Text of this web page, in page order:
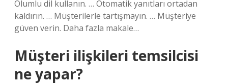
Olumlu dil kullanın. … Otomatik yanıtları ortadan
kaldırın. … Müşterilerle tartışmayın. … Müşteriye
güven verin. Daha fazla makale…
Müşteri ilişkileri temsilcisi
ne yapar?